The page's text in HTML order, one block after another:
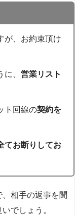
が、お約束頂け
に、営業リスト
ト回線の契約を
てお断りしてお
、相手の返事を聞
でしょう。